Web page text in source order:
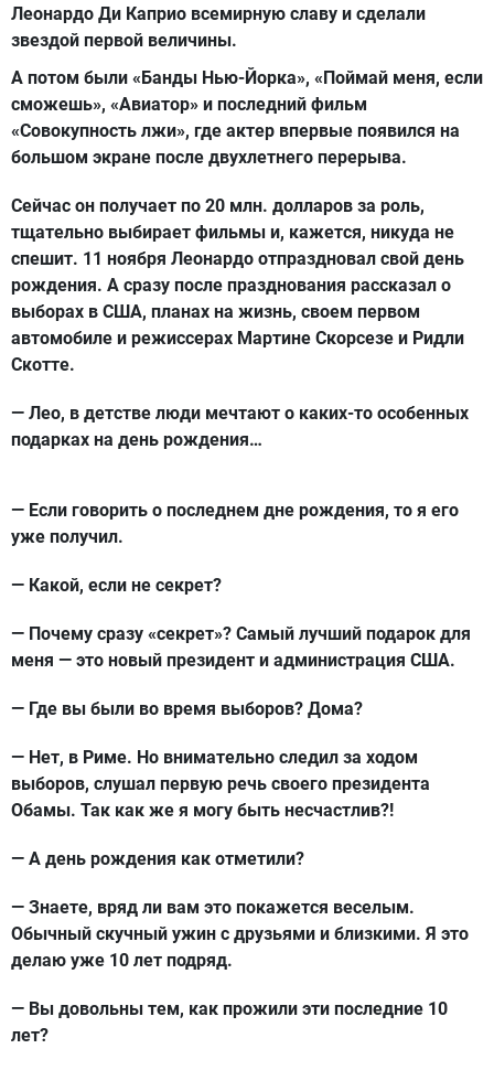
Леонардо Ди Каприо всемирную славу и сделали
звездой первой величины.
А потом были «Банды Нью-Йорка», «Поймай меня, если
сможешь», «Авиатор» и последний фильм
«Совокупность лжи», где актер впервые появился на
большом экране после двухлетнего перерыва.
Сейчас он получает по 20 млн. долларов за роль,
тщательно выбирает фильмы и, кажется, никуда не
спешит. 11 ноября Леонардо отпраздновал свой день
рождения. А сразу после празднования рассказал о
выборах в США, планах на жизнь, своем первом
автомобиле и режиссерах Мартине Скорсезе и Ридли
Скотте.
— Лео, в детстве люди мечтают о каких-то особенных
подарках на день рождения…
— Если говорить о последнем дне рождения, то я его
уже получил.
— Какой, если не секрет?
— Почему сразу «секрет»? Самый лучший подарок для
меня — это новый президент и администрация США.
— Где вы были во время выборов? Дома?
— Нет, в Риме. Но внимательно следил за ходом
выборов, слушал первую речь своего президента
Обамы. Так как же я могу быть несчастлив?!
— А день рождения как отметили?
— Знаете, вряд ли вам это покажется веселым.
Обычный скучный ужин с друзьями и близкими. Я это
делаю уже 10 лет подряд.
— Вы довольны тем, как прожили эти последние 10
лет?